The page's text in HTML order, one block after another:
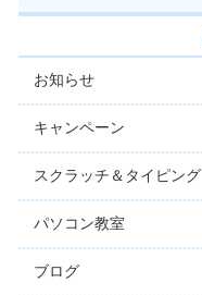
お知らせ
キャンペーン
スクラッチ＆タイピング
パソコン教室
ブログ